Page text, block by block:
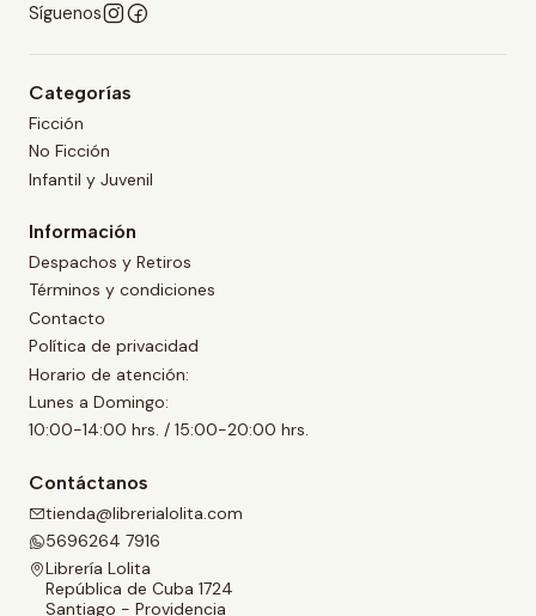
Síguenos
Categorías
Ficción
No Ficción
Infantil y Juvenil
Información
Despachos y Retiros
Términos y condiciones
Contacto
Política de privacidad
Horario de atención:
Lunes a Domingo:
10:00-14:00 hrs. / 15:00-20:00 hrs.
Contáctanos
tienda@librerialolita.com
5696264 7916
Librería Lolita
República de Cuba 1724
Santiago - Providencia